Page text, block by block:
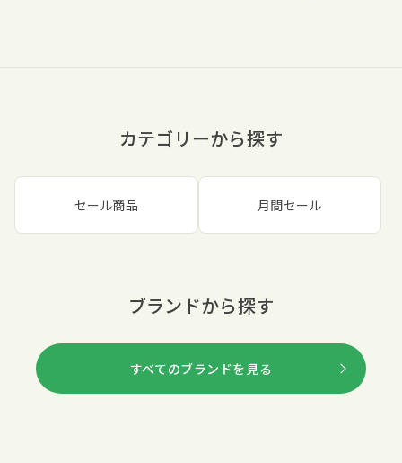
カテゴリーから探す
セール商品 月間セール
ブランドから探す
すべてのブランドを見る